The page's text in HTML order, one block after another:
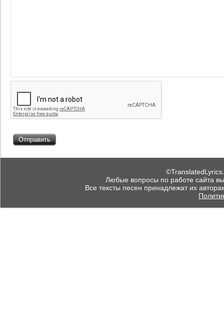
Любые вопросы по работе сайта
Все тексты песен принадлежат их